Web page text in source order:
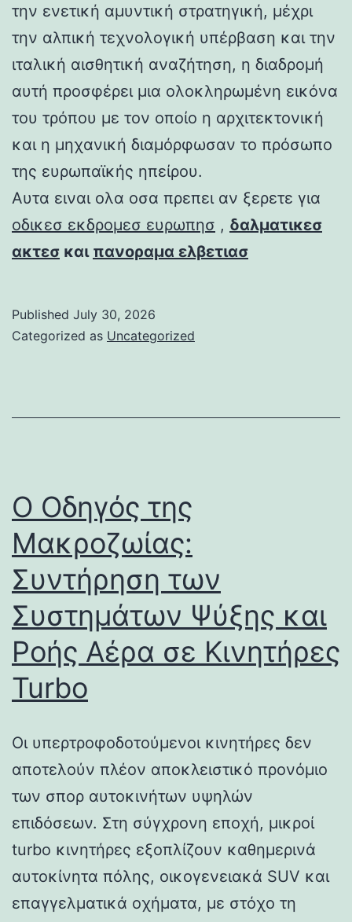
την ενετική αμυντική στρατηγική, μέχρι
την αλπική τεχνολογική υπέρβαση και την
ιταλική αισθητική αναζήτηση, η διαδρομή
αυτή προσφέρει μια ολοκληρωμένη εικόνα
του τρόπου με τον οποίο η αρχιτεκτονική
και η μηχανική διαμόρφωσαν το πρόσωπο
της ευρωπαϊκής ηπείρου.
Αυτα ειναι ολα οσα πρεπει αν ξερετε για
οδικεσ εκδρομεσ ευρωπησ , δαλματικεσ
ακτεσ και πανοραμα ελβετιασ
Published July 30, 2026
Categorized as Uncategorized
Ο Οδηγός της
Μακροζωίας:
Συντήρηση των
Συστημάτων Ψύξης και
Ροής Αέρα σε Κινητήρες
Turbo
Οι υπερτροφοδοτούμενοι κινητήρες δεν
αποτελούν πλέον αποκλειστικό προνόμιο
των σπορ αυτοκινήτων υψηλών
επιδόσεων. Στη σύγχρονη εποχή, μικροί
turbo κινητήρες εξοπλίζουν καθημερινά
αυτοκίνητα πόλης, οικογενειακά SUV και
επαγγελματικά οχήματα, με στόχο τη